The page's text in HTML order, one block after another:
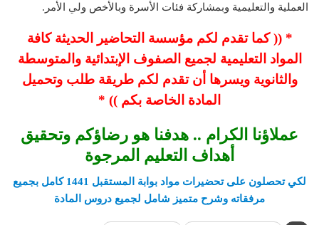
العملية والتعليمية وبمشاركة فئات الأسرة وبالأخص ولي الأمر.
* (( كما تقدم لكم مؤسسة التحاضير الحديثة كافة
المواد التعليمية لجميع الصفوف الإبتدائية والمتوسطة
والثانوية ويسرها أن تقدم لكم طريقة طلب وتحميل
المادة الخاصة بكم )) *
عملاؤنا الكرام .. هدفنا هو رضاؤكم وتحقيق
أهداف التعليم المرجوة
لكي تحصلون على تحضيرات مواد بوابة المستقبل 1441
كامل بجميع
مرفقاته وشرح متميز شامل لجميع دروس المادة